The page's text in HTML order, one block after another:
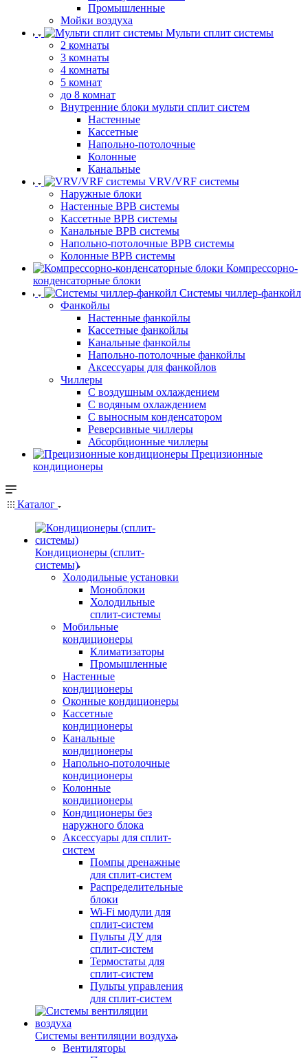
Промышленные
Мойки воздуха
Мульти сплит системы
2 комнаты
3 комнаты
4 комнаты
5 комнат
до 8 комнат
Внутренние блоки мульти сплит систем
Настенные
Кассетные
Напольно-потолочные
Колонные
Канальные
VRV/VRF системы
Наружные блоки
Настенные ВРВ системы
Кассетные ВРВ системы
Канальные ВРВ системы
Напольно-потолочные ВРВ системы
Колонные ВРВ системы
Компрессорно-
конденсаторные блоки
Системы чиллер-фанкойл
Фанкойлы
Настенные фанкойлы
Кассетные фанкойлы
Канальные фанкойлы
Напольно-потолочные фанкойлы
Аксессуары для фанкойлов
Чиллеры
С воздушным охлаждением
С водяным охлаждением
С выносным конденсатором
Реверсивные чиллеры
Абсорбционные чиллеры
Прецизионные
кондиционеры
Каталог
Кондиционеры (сплит-
системы)
Холодильные установки
Моноблоки
Холодильные
сплит-системы
Мобильные
кондиционеры
Климатизаторы
Промышленные
Настенные
кондиционеры
Оконные кондиционеры
Кассетные
кондиционеры
Канальные
кондиционеры
Напольно-потолочные
кондиционеры
Колонные
кондиционеры
Кондиционеры без
наружного блока
Аксессуары для сплит-
систем
Помпы дренажные
для сплит-систем
Распределительные
блоки
Wi-Fi модули для
сплит-систем
Пульты ДУ для
сплит-систем
Термостаты для
сплит-систем
Пульты управления
для сплит-систем
Системы вентиляции воздуха
Вентиляторы